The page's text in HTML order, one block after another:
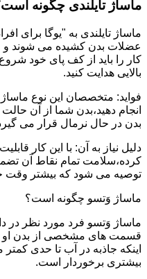
ماساژ تایلندی چگونه
ماساژ تایلندی به "یوگا برای
عضلات بدن کشیده می شوند و
کار را باید از کف پای خود
بالایی هدایت کنید.
فواید: متخصصان این نوع ماساژ
انجام دهید،بدن شما از آن
بدن در حال نرمال قرار می
دلیل نیاز به آن: با این کار
کرده،سلامت تمام نقاط آن
توصیه می شود که بیشتر وقت
ماساژ وَتسو چگونه است؟
ماساژ وَتسو فرد مورد نظر
قسمت های مشخصی از بدن او
اینکه جاذبه در آب تا حدی
بیشتری برخوردار است.